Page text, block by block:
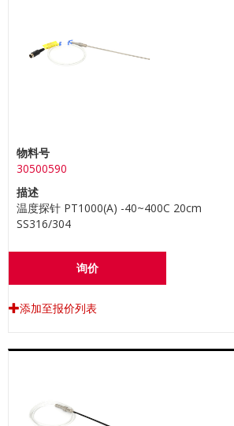
物料号
30500590
描述
温度探针 PT1000(A) -40~400C 20cm
SS316/304
询价
添加至报价列表